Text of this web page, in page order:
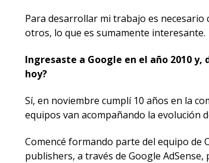
Para desarrollar mi trabajo es
otros, lo que es sumamente interesante.
Ingresaste a Google en el año 2010
hoy?
Sí, en noviembre cumplí 10 años en la
equipos van acompañando la evolución
Comencé formando parte del equipo de
publishers, a través de Google AdSense,